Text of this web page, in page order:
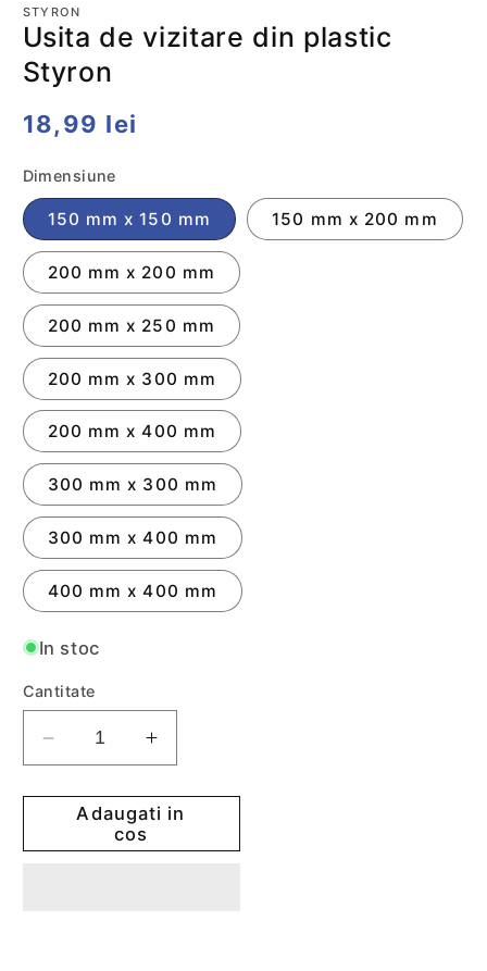
media
1
într-
o
fereastră
modală
STYRON
Usita de vizitare din plastic
Styron
Preț
18,99 lei
Dimensiune
150 mm x 150 mm 150 mm x 200 mm
200 mm x 200 mm
200 mm x 250 mm
200 mm x 300 mm
200 mm x 400 mm
300 mm x 300 mm
300 mm x 400 mm
400 mm x 400 mm
In stoc
Cantitate
Reduceti
cantitatea
pentru
Usita
de
Cresteti
cantitatea
pentru
Usita
de
Adaugati in
cos